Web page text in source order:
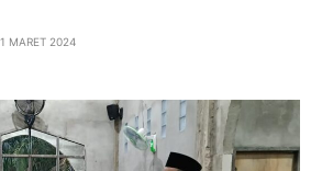
MARET 2024